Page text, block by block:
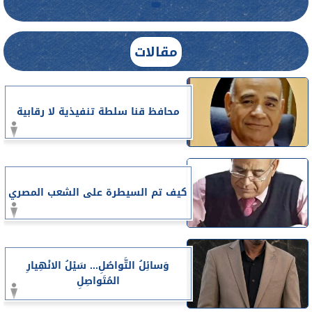
مقالات
محافظ قنا سلطة تنفيذية لا رقابية
كيف تم السيطرة على الشعب المصري
وَسائِلُ التَّواصُلِ... سَيْلُ الانْهِيارِ
المُتَواصِلِ